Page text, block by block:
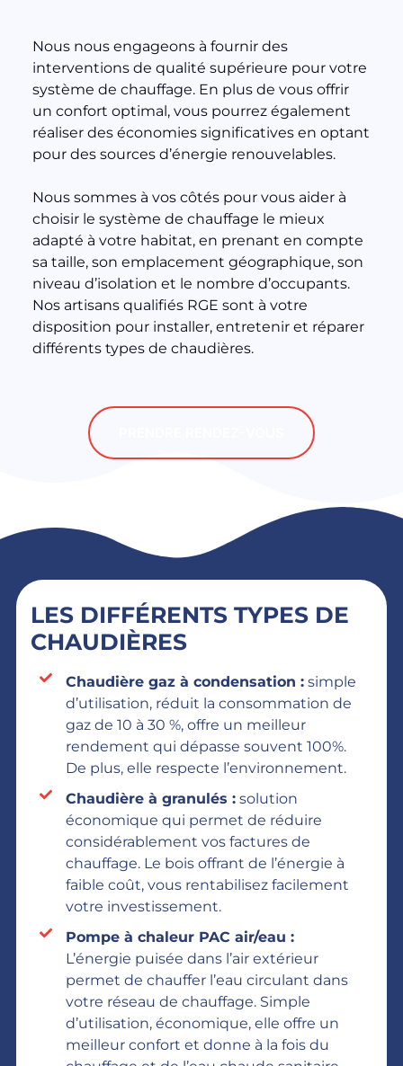
Nous nous engageons à fournir des
interventions de qualité supérieure pour votre
système de chauffage. En plus de vous offrir
un confort optimal, vous pourrez également
réaliser des économies significatives en optant
pour des sources d’énergie renouvelables.
Nous sommes à vos côtés pour vous aider à
choisir le système de chauffage le mieux
adapté à votre habitat, en prenant en compte
sa taille, son emplacement géographique, son
niveau d’isolation et le nombre d’occupants.
Nos artisans qualifiés RGE sont à votre
disposition pour installer, entretenir et réparer
différents types de chaudières.
LES DIFFÉRENTS TYPES DE
CHAUDIÈRES
Chaudière gaz à condensation :simple
d’utilisation, réduit la consommation de
gaz de 10 à 30 %, offre un meilleur
rendement qui dépasse souvent 100%.
De plus, elle respecte l’environnement.
Chaudière à granulés :solution
économique qui permet de réduire
considérablement vos factures de
chauffage. Le bois offrant de l’énergie à
faible coût, vous rentabilisez facilement
votre investissement.
Pompe à chaleur PAC air/eau :
L’énergie puisée dans l’air extérieur
permet de chauffer l’eau circulant dans
votre réseau de chauffage. Simple
d’utilisation, économique, elle offre un
meilleur confort et donne à la fois du